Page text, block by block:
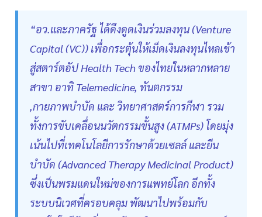
“อว.และภาครัฐ ได้ดึงดูดเงินร่วมลงทุน (Venture
Capital (VC)) เพื่อกระตุ้นให้เม็ดเงินลงทุนไหลเข้า
สู่สตาร์ตอัป Health Tech ของไทยในหลากหลาย
สาขา อาทิ Telemedicine, ทันตกรรม
,กายภาพบำบัด และ วิทยาศาสตร์การกีฬา รวม
ทั้งการขับเคลื่อนนวัตกรรมขั้นสูง (ATMPs) โดยมุ่ง
เน้นไปที่เทคโนโลยีการรักษาด้วยเซลล์ และยีน
บำบัด (Advanced Therapy Medicinal Product)
ซึ่งเป็นพรมแดนใหม่ของการแพทย์โลก อีกทั้ง
ระบบนิเวศที่ครอบคลุม พัฒนาไปพร้อมกับ